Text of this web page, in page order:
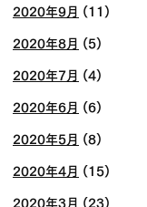
2020年9月 (11)
2020年8月 (5)
2020年7月 (4)
2020年6月 (6)
2020年5月 (8)
2020年4月 (15)
2020年3月 (23)